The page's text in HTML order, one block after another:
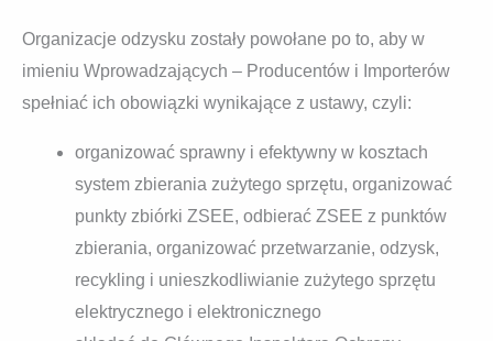
Organizacje odzysku zostały powołane po to, aby w
imieniu Wprowadzających – Producentów i Importerów
spełniać ich obowiązki wynikające z ustawy, czyli:
organizować sprawny i efektywny w kosztach
system zbierania zużytego sprzętu, organizować
punkty zbiórki ZSEE, odbierać ZSEE z punktów
zbierania, organizować przetwarzanie, odzysk,
recykling i unieszkodliwianie zużytego sprzętu
elektrycznego i elektronicznego